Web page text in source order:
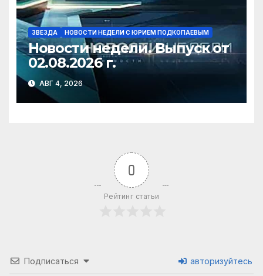
ЗВЕЗДА НОВОСТИ НЕДЕЛИ С ЮРИЕМ ПОДКОПАЕВЫМ
Новости недели. Выпуск от
02.08.2026 г.
АВГ 4, 2026
0
Рейтинг статьи
Подписаться авторизуйтесь